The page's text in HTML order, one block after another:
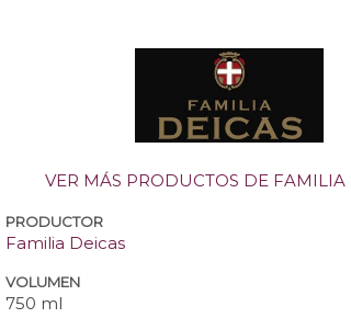
VER MÁS PRODUCTOS DE FAMILIA
PRODUCTOR
Familia Deicas
VOLUMEN
750 ml